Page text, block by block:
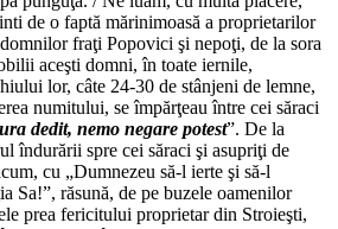
de o faptă mărinimoasă a proprietarilor
fraţi Popovici şi nepoţi, de la sora
aceşti domni, în toate iernile,
lor, câte 24-30 de stânjeni de lemne,
numitului, se împărţeau între cei săraci
dedit, nemo negare potest”. De la
îndurării spre cei săraci şi asupriţi de
cu „Dumnezeu să-l ierte şi să-l
Sa!”, răsună, de pe buzele oamenilor
prea fericitului proprietar din Stroieşti,